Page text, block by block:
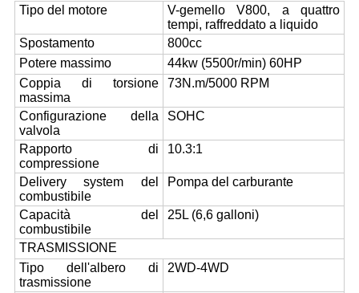
Tipo del motore
V-gemello V800, a quattro
tempi, raffreddato a liquido
Spostamento
800cc
Potere massimo
44kw (5500r/min) 60HP
Coppia di torsione
massima
73N.m/5000 RPM
Configurazione della
valvola
SOHC
Rapporto di
compressione
10.3:1
Delivery system del
combustibile
Pompa del carburante
Capacità del
combustibile
25L (6,6 galloni)
TRASMISSIONE
Tipo dell'albero di
trasmissione
2WD-4WD